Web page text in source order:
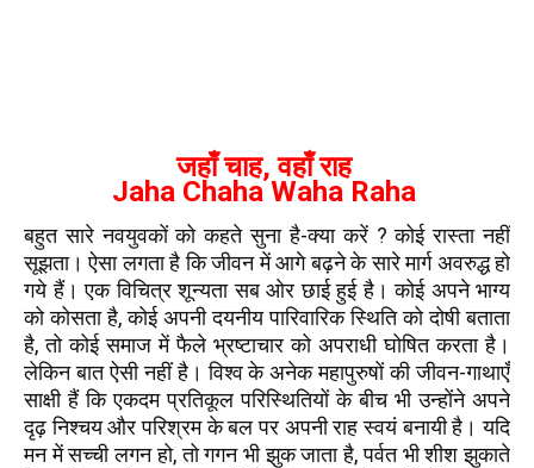
जहाँ चाह, वहाँ राह
Jaha Chaha Waha Raha
बहुत सारे नवयुवकों को कहते सुना है-क्या करें ? कोई रास्ता नहीं
सूझता। ऐसा लगता है कि जीवन में आगे बढ़ने के सारे मार्ग अवरुद्ध हो
गये हैं। एक विचित्र शून्यता सब ओर छाई हुई है। कोई अपने भाग्य
को कोसता है, कोई अपनी दयनीय पारिवारिक स्थिति को दोषी बताता
है, तो कोई समाज में फैले भ्रष्टाचार को अपराधी घोषित करता है।
लेकिन बात ऐसी नहीं है। विश्व के अनेक महापुरुषों की जीवन-गाथाएँ
साक्षी हैं कि एकदम प्रतिकूल परिस्थितियों के बीच भी उन्होंने अपने
दृढ़ निश्चय और परिश्रम के बल पर अपनी राह स्वयं बनायी है। यदि
मन में सच्ची लगन हो, तो गगन भी झुक जाता है, पर्वत भी शीश झुकाते